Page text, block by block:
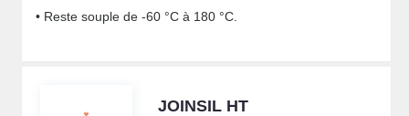
• Reste souple de -60 °C à 180 °C.
JOINSIL HT